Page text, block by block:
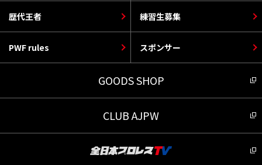
PWF rules
歴代王者
スポンサー
練習生募集
GOODS SHOP
CLUB AJPW